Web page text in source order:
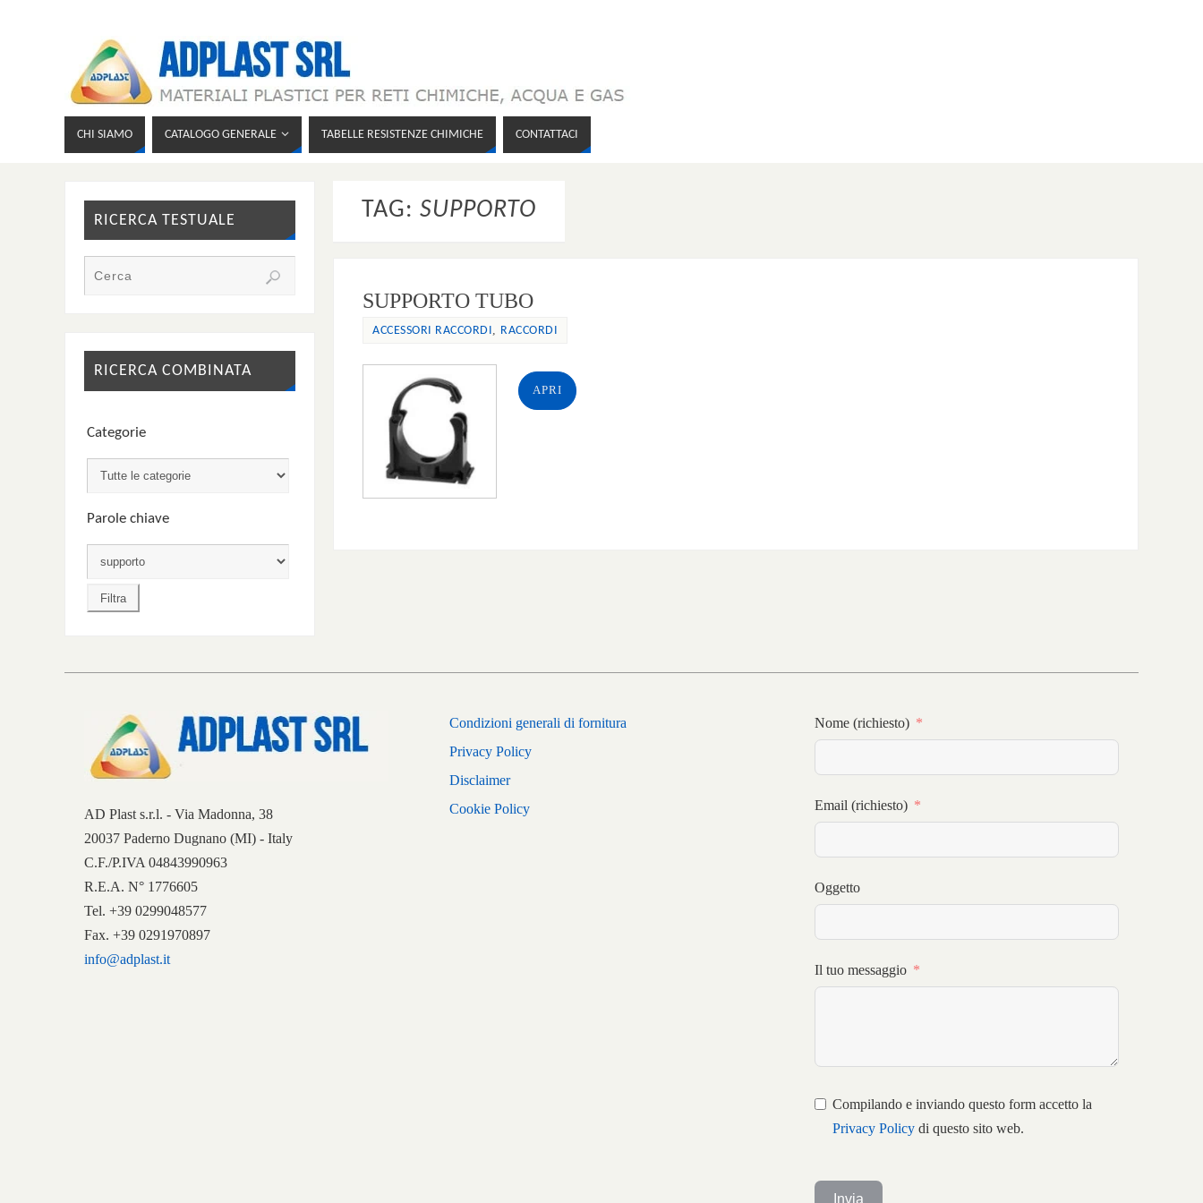
CHI SIAMO CATALOGO GENERALE TABELLE RESISTENZE CHIMICHE CONTATTACI
TAG: SUPPORTO
SUPPORTO TUBO
ACCESSORI RACCORDI , RACCORDI
APRI
RICERCA TESTUALE
RICERCA COMBINATA
Categorie
Parole chiave
AD Plast s.r.l. - Via Madonna, 38
20037 Paderno Dugnano (MI) - Italy
C.F./P.IVA 04843990963
R.E.A. N° 1776605
Tel. +39 0299048577
Fax. +39 0291970897
info@adplast.it
Condizioni generali di fornitura
Privacy Policy
Disclaimer
Cookie Policy
Nome (richiesto)
Email (richiesto)
Oggetto
Il tuo messaggio
Compilando e inviando questo form accetto la
Privacy Policydi questo sito web.
Invia